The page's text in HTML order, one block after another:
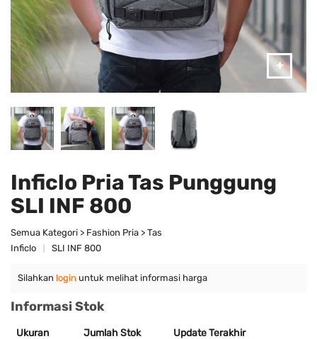
Inficlo Pria Tas Punggung
SLI INF 800
Semua Kategori > Fashion Pria > Tas
Inficlo
SLI INF 800
Silahkan login untuk melihat informasi harga
Informasi Stok
Ukuran Jumlah Stok Update Terakhir